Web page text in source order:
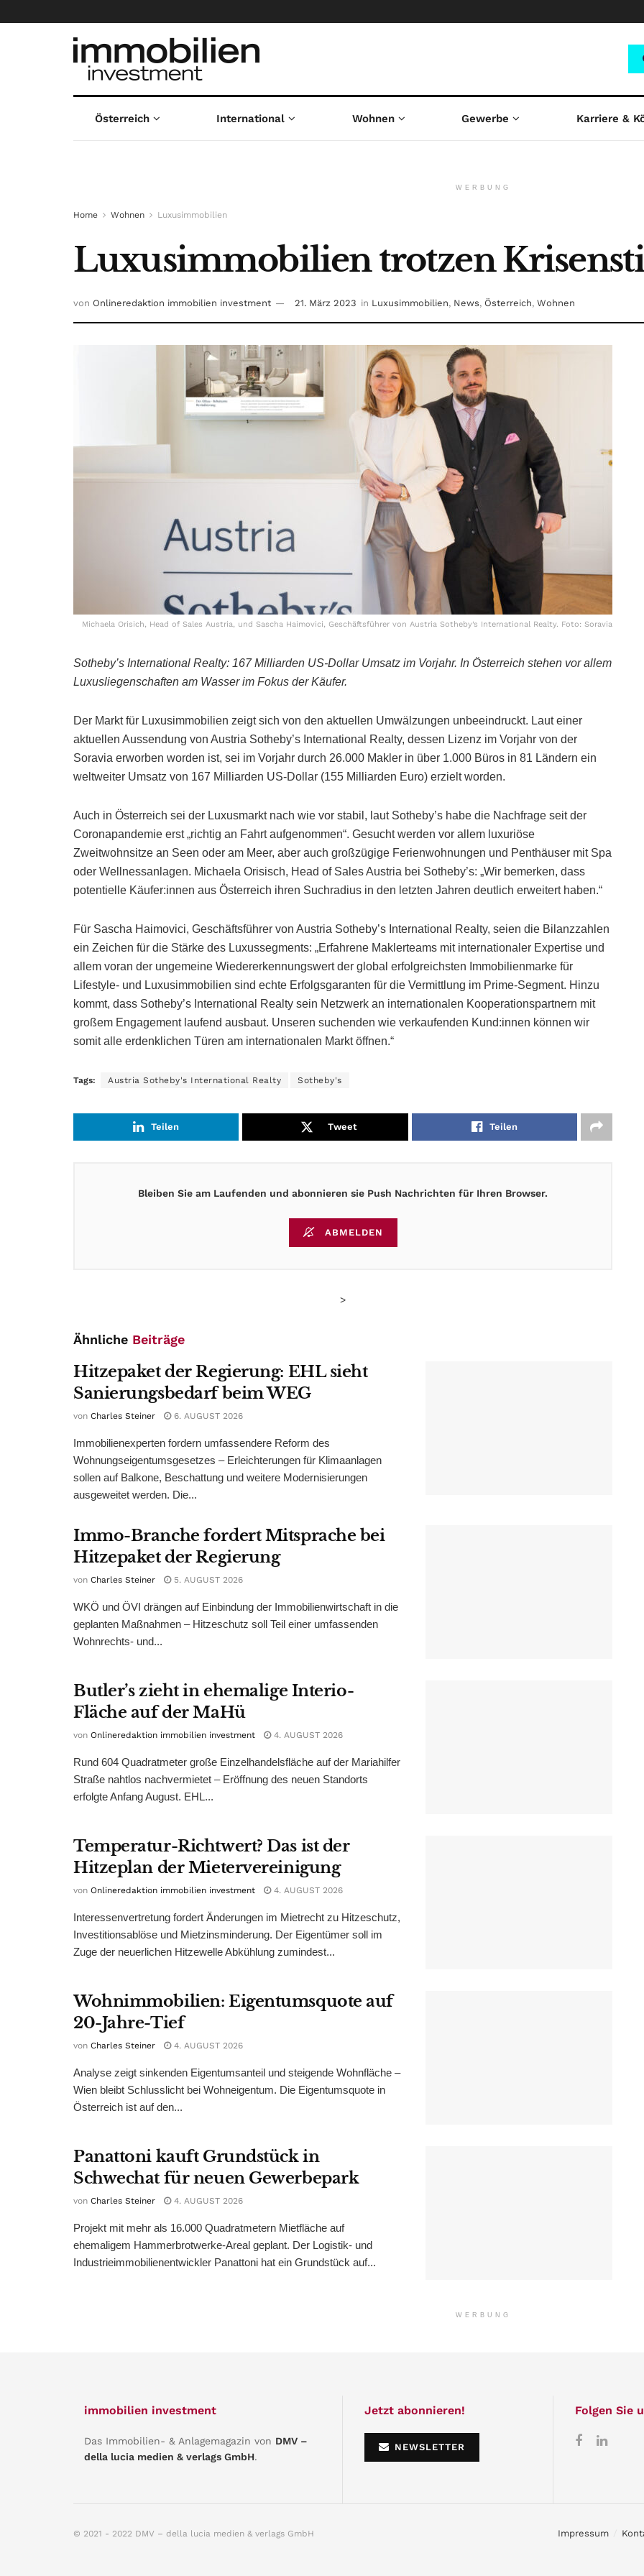
Österreich International Wohnen Gewerbe Karriere &
WERBUNG
Home Wohnen Luxusimmobilien
Luxusimmobilien trotzen
von Onlineredaktion immobilien investment 21. März 2023 in Luxusimmobilien, News, Österreich, Wohnen
Michaela Orisich, Head of Sales Austria, und Sascha Haimovici, Geschäftsführer von Austria Sotheby’s International Realty. Foto: Soravia
Sotheby’s International Realty: 167 Milliarden US-Dollar Umsatz im Vorjahr. In Österreich stehen vor allem
Luxusliegenschaften am Wasser im Fokus der Käufer.
Der Markt für Luxusimmobilien zeigt sich von den aktuellen Umwälzungen unbeeindruckt. Laut einer
aktuellen Aussendung von Austria Sotheby’s International Realty, dessen Lizenz im Vorjahr von der
Soravia erworben worden ist, sei im Vorjahr durch 26.000 Makler in über 1.000 Büros in 81 Ländern ein
weltweiter Umsatz von 167 Milliarden US-Dollar (155 Milliarden Euro) erzielt worden.
Auch in Österreich sei der Luxusmarkt nach wie vor stabil, laut Sotheby’s habe die Nachfrage seit der
Coronapandemie erst „richtig an Fahrt aufgenommen“. Gesucht werden vor allem luxuriöse
Zweitwohnsitze an Seen oder am Meer, aber auch großzügige Ferienwohnungen und Penthäuser mit Spa
oder Wellnessanlagen. Michaela Orisisch, Head of Sales Austria bei Sotheby’s: „Wir bemerken, dass
potentielle Käufer:innen aus Österreich ihren Suchradius in den letzten Jahren deutlich erweitert haben.“
Für Sascha Haimovici, Geschäftsführer von Austria Sotheby’s International Realty, seien die Bilanzzahlen
ein Zeichen für die Stärke des Luxussegments: „Erfahrene Maklerteams mit internationaler Expertise und
allem voran der ungemeine Wiedererkennungswert der global erfolgreichsten Immobilienmarke für
Lifestyle- und Luxusimmobilien sind echte Erfolgsgaranten für die Vermittlung im Prime-Segment. Hinzu
kommt, dass Sotheby’s International Realty sein Netzwerk an internationalen Kooperationspartnern mit
großem Engagement laufend ausbaut. Unseren suchenden wie verkaufenden Kund:innen können wir
somit alle erdenklichen Türen am internationalen Markt öffnen.“
Tags: Austria Sotheby's International Realty Sotheby's
Teilen Tweet Teilen
Bleiben Sie am Laufenden und abonnieren sie Push Nachrichten für Ihren Browser.
ABMELDEN
>
Ähnliche Beiträge
Hitzepaket der Regierung: EHL sieht
Sanierungsbedarf beim WEG
von Charles Steiner 6. AUGUST 2026
Immobilienexperten fordern umfassendere Reform des
Wohnungseigentumsgesetzes – Erleichterungen für Klimaanlagen
sollen auf Balkone, Beschattung und weitere Modernisierungen
ausgeweitet werden. Die...
Immo-Branche fordert Mitsprache bei
Hitzepaket der Regierung
von Charles Steiner 5. AUGUST 2026
WKÖ und ÖVI drängen auf Einbindung der Immobilienwirtschaft in die
geplanten Maßnahmen – Hitzeschutz soll Teil einer umfassenden
Wohnrechts- und...
Butler’s zieht in ehemalige Interio-
Fläche auf der MaHü
von Onlineredaktion immobilien investment 4. AUGUST 2026
Rund 604 Quadratmeter große Einzelhandelsfläche auf der Mariahilfer
Straße nahtlos nachvermietet – Eröffnung des neuen Standorts
erfolgte Anfang August. EHL...
Temperatur-Richtwert? Das ist der
Hitzeplan der Mietervereinigung
von Onlineredaktion immobilien investment 4. AUGUST 2026
Interessenvertretung fordert Änderungen im Mietrecht zu Hitzeschutz,
Investitionsablöse und Mietzinsminderung. Der Eigentümer soll im
Zuge der neuerlichen Hitzewelle Abkühlung zumindest...
Wohnimmobilien: Eigentumsquote auf
20-Jahre-Tief
von Charles Steiner 4. AUGUST 2026
Analyse zeigt sinkenden Eigentumsanteil und steigende Wohnfläche –
Wien bleibt Schlusslicht bei Wohneigentum. Die Eigentumsquote in
Österreich ist auf den...
Panattoni kauft Grundstück in
Schwechat für neuen Gewerbepark
von Charles Steiner 4. AUGUST 2026
Projekt mit mehr als 16.000 Quadratmetern Mietfläche auf
ehemaligem Hammerbrotwerke-Areal geplant. Der Logistik- und
Industrieimmobilienentwickler Panattoni hat ein Grundstück auf...
WERBUNG
immobilien investment
Das Immobilien- & Anlagemagazin von DMV –
della lucia medien & verlags GmbH.
Jetzt abonnieren!
NEWSLETTER
Folgen Sie
Impressum
© 2021 - 2022 DMV – della lucia medien & verlags GmbH